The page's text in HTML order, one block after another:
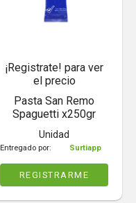
¡Registrate! para ver
el precio
Pasta San Remo
Spaguetti x250gr
Unidad
Entregado por: Surtiapp
REGISTRARME